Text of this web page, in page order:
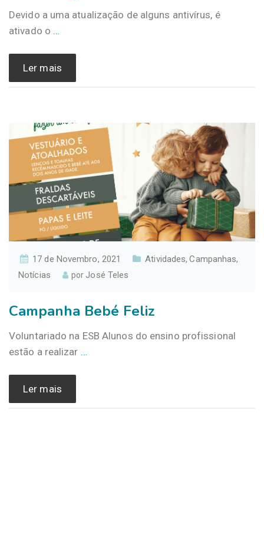
Devido a uma atualização de alguns antivírus, é
ativado o …
Ler mais
17 de Novembro, 2021 Atividades,Campanhas,
Notícias porJosé Teles
Campanha Bebé Feliz
Voluntariado na ESB Alunos do ensino profissional
estão a realizar …
Ler mais